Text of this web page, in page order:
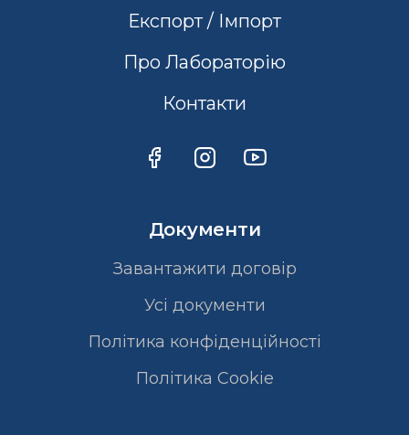
Експорт / Імпорт
Про Лабораторію
Контакти
Документи
Завантажити договір
Усі документи
Політика конфіденційності
Полiтика Cookie